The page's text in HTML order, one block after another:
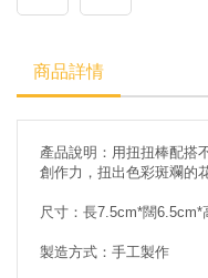
商品詳情
產品說明：用扭扭棒配搭
創作力， 扭出色彩斑斕的
尺寸：長7.5cm*闊6.5cm*
製造方式：手工製作